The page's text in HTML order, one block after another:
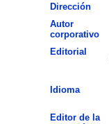
Dirección
Autor
corporativo
Editorial
Idioma
Editor de la